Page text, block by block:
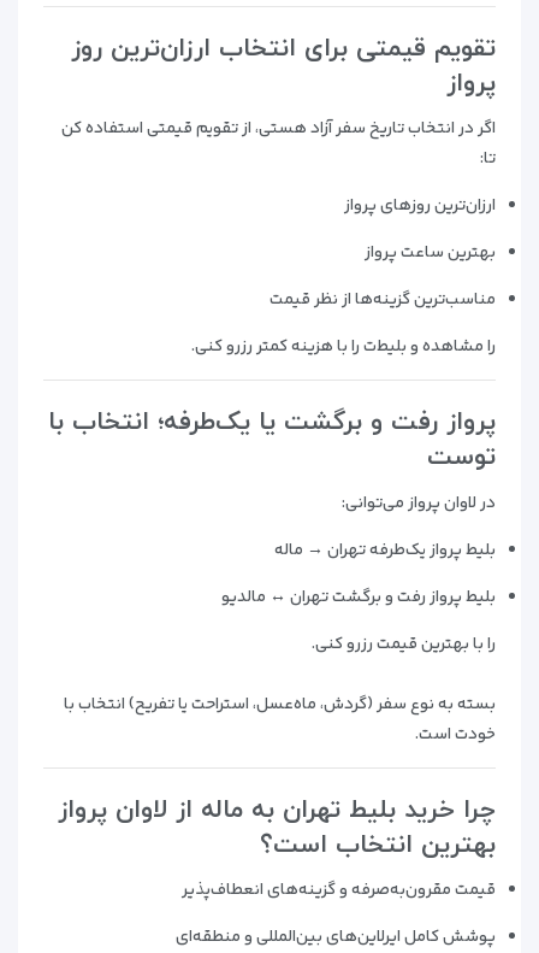
تقویم قیمتی برای انتخاب ارزان‌ترین روز
پرواز
اگر در انتخاب تاریخ سفر آزاد هستی، از تقویم قیمتی استفاده کن
تا:
ارزان‌ترین روزهای پرواز
بهترین ساعت پرواز
مناسب‌ترین گزینه‌ها از نظر قیمت
را مشاهده و بلیط‌ت را با هزینه کمتر رزرو کنی.
پرواز رفت و برگشت یا یک‌طرفه؛ انتخاب با
توست
در لاوان پرواز می‌توانی:
بلیط پرواز یک‌طرفه تهران → ماله
بلیط پرواز رفت و برگشت تهران ↔ مالدیو
را با بهترین قیمت رزرو کنی.
بسته به نوع سفر (گردش، ماه‌عسل، استراحت یا تفریح) انتخاب با
خودت است.
چرا خرید بلیط تهران به ماله از لاوان پرواز
بهترین انتخاب است؟
قیمت مقرون‌به‌صرفه و گزینه‌های انعطاف‌پذیر
پوشش کامل ایرلاین‌های بین‌المللی و منطقه‌ای